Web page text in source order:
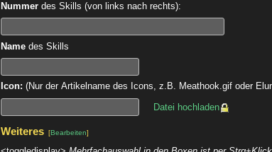
Nummer des Skills (von links nach rechts):
Name des Skills
Icon: (Nur der Artikelname des Icons, z.B. Meathook.gif oder
Datei hochladen
Weiteres [Bearbeiten]